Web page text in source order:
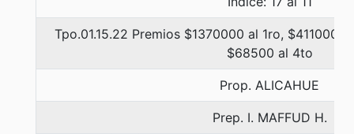
Tpo.01.15.22 Premios $1370000 al 1ro, $411000
$68500 al 4to
Prop. ALICAHUE
Prep. I. MAFFUD H.